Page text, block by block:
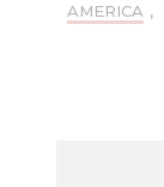
AMERICA ,